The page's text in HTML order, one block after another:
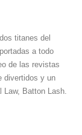
titanes del
a todo
de las revistas
divertidos y un
Law, Batton Lash.